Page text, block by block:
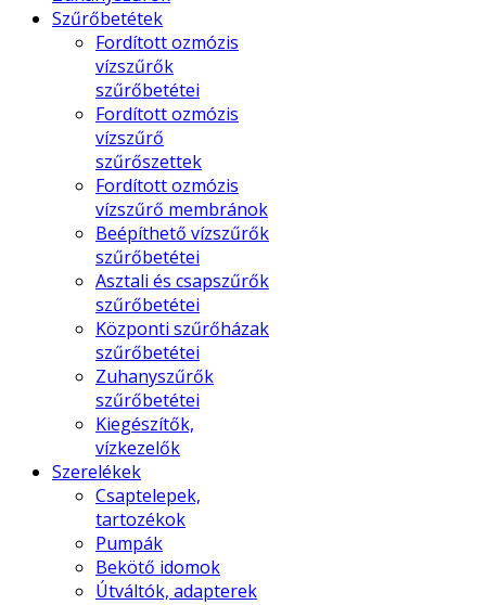
Szűrőbetétek
Fordított ozmózis
vízszűrők
szűrőbetétei
Fordított ozmózis
vízszűrő
szűrőszettek
Fordított ozmózis
vízszűrő membránok
Beépíthető vízszűrők
szűrőbetétei
Asztali és csapszűrők
szűrőbetétei
Központi szűrőházak
szűrőbetétei
Zuhanyszűrők
szűrőbetétei
Kiegészítők,
vízkezelők
Szerelékek
Csaptelepek,
tartozékok
Pumpák
Bekötő idomok
Útváltók, adapterek